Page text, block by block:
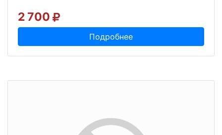
2 700
Подробнее